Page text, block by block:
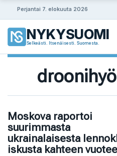
Perjantai 7. elokuuta 2026
NYKYSUOMI
Selkeästi. Itsenäisesti. Suomesta.
Moskova raportoi
suurimmasta
ukrainalaisesta
iskusta kahteen